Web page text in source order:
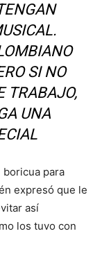
SI NO
TRABAJO,
UNA
boricua para
expresó que le
así
los tuvo con